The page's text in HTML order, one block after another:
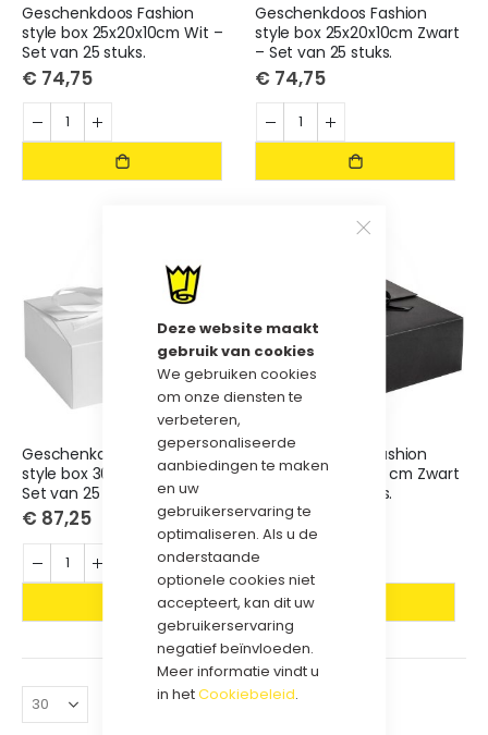
Deze website maakt
gebruik van cookies
We gebruiken cookies
om onze diensten te
verbeteren,
gepersonaliseerde
aanbiedingen te maken
en uw
gebruikerservaring te
optimaliseren. Als u de
onderstaande
optionele cookies niet
accepteert, kan dit uw
gebruikerservaring
negatief beïnvloeden.
Meer informatie vindt u
in hetCookiebeleid.
Geschenkdoos Fashion
style box 25x20x10cm Wit –
Set van 25 stuks.
€ 74,75
Geschenkdoos Fashion
style box 25x20x10cm Zwart
– Set van 25 stuks.
€ 74,75
Geschenkdoos Fashion
style box 30x25x9 cm Wit –
Set van 25 stuks.
€ 87,25
Geschenkdoos Fashion
style box 30x25x9 cm Zwart
– Set van 25 stuks.
€ 87,25